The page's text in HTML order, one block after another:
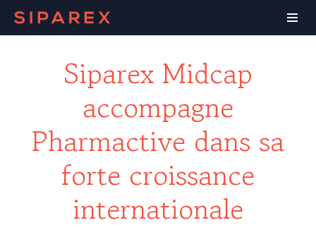
Siparex Midcap
accompagne
Pharmactive dans sa
forte croissance
internationale